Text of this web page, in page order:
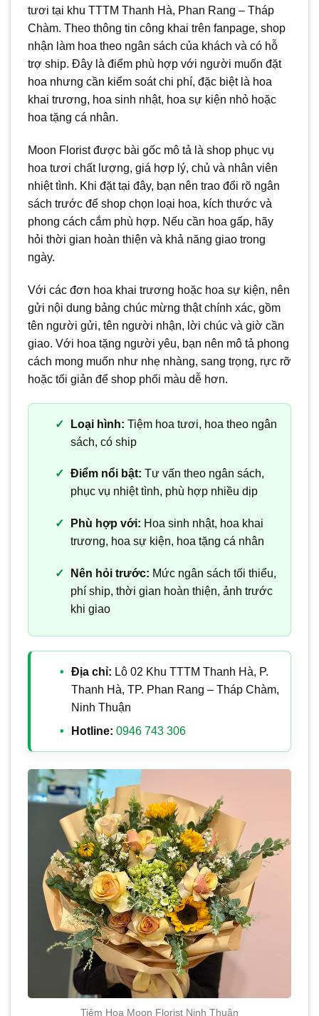
tươi tại khu TTTM Thanh Hà, Phan Rang – Tháp
Chàm. Theo thông tin công khai trên fanpage, shop
nhận làm hoa theo ngân sách của khách và có hỗ
trợ ship. Đây là điểm phù hợp với người muốn đặt
hoa nhưng cần kiểm soát chi phí, đặc biệt là hoa
khai trương, hoa sinh nhật, hoa sự kiện nhỏ hoặc
hoa tặng cá nhân.
Moon Florist được bài gốc mô tả là shop phục vụ
hoa tươi chất lượng, giá hợp lý, chủ và nhân viên
nhiệt tình. Khi đặt tại đây, bạn nên trao đổi rõ ngân
sách trước để shop chọn loại hoa, kích thước và
phong cách cắm phù hợp. Nếu cần hoa gấp, hãy
hỏi thời gian hoàn thiện và khả năng giao trong
ngày.
Với các đơn hoa khai trương hoặc hoa sự kiện, nên
gửi nội dung bảng chúc mừng thật chính xác, gồm
tên người gửi, tên người nhận, lời chúc và giờ cần
giao. Với hoa tặng người yêu, bạn nên mô tả phong
cách mong muốn như nhẹ nhàng, sang trọng, rực rỡ
hoặc tối giản để shop phối màu dễ hơn.
Loại hình: Tiệm hoa tươi, hoa theo ngân
sách, có ship
Điểm nổi bật: Tư vấn theo ngân sách,
phục vụ nhiệt tình, phù hợp nhiều dịp
Phù hợp với: Hoa sinh nhật, hoa khai
trương, hoa sự kiện, hoa tặng cá nhân
Nên hỏi trước: Mức ngân sách tối thiểu,
phí ship, thời gian hoàn thiện, ảnh trước
khi giao
Địa chỉ: Lô 02 Khu TTTM Thanh Hà, P.
Thanh Hà, TP. Phan Rang – Tháp Chàm,
Ninh Thuận
Hotline: 0946 743 306
Tiệm Hoa Moon Florist Ninh Thuận